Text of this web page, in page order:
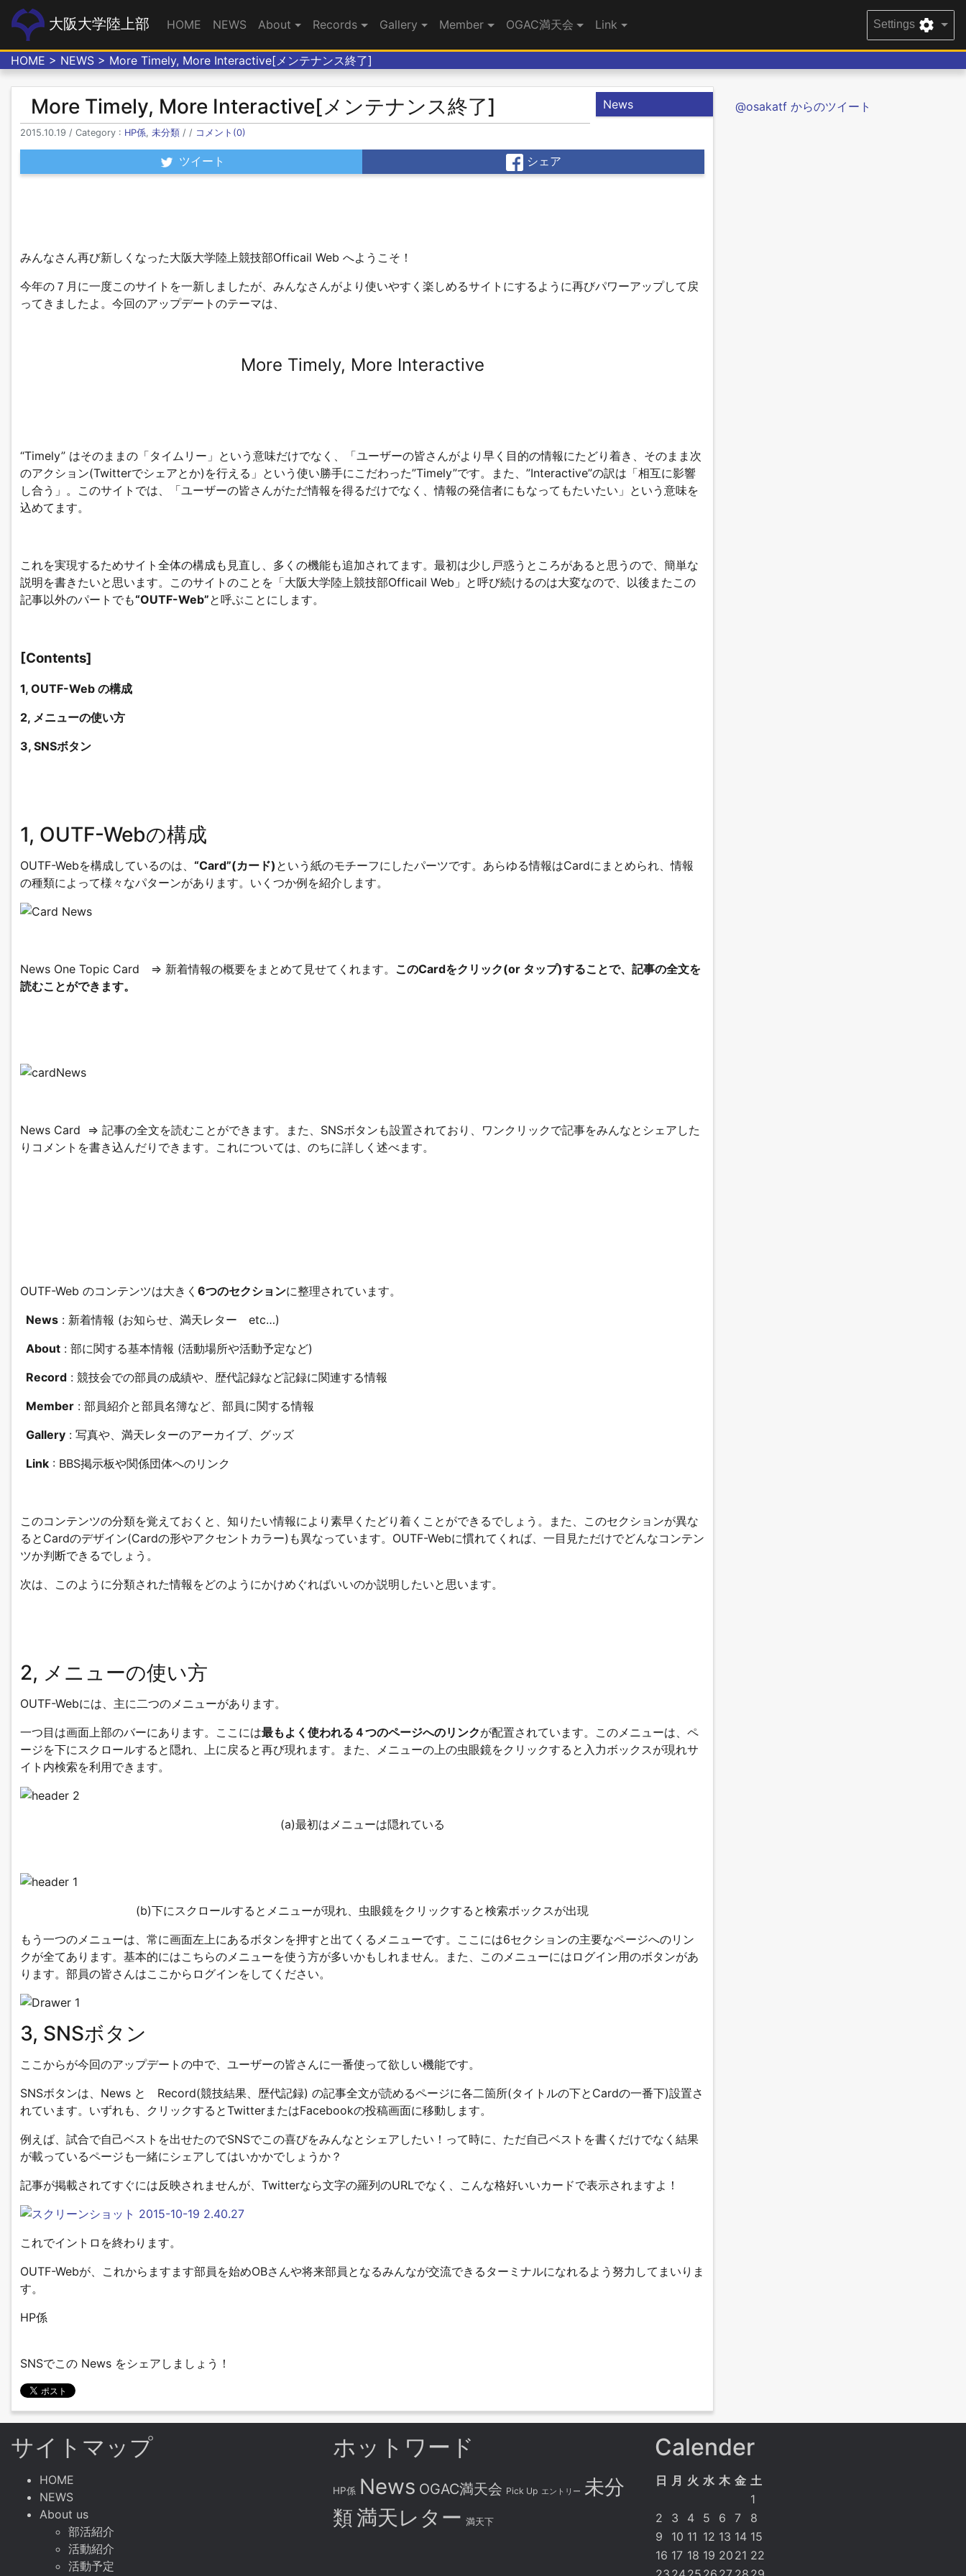
大阪大学陸上部 HOME NEWS About Records Gallery Member OGAC満天会 Link Settings
HOME > NEWS > More Timely, More Interactive[メンテナンス終了]
More Timely, More Interactive[メンテナンス終了]
2015.10.19 / Category : HP係, 未分類 / / コメント(0)
News
ツイート シェア
みんなさん再び新しくなった大阪大学陸上競技部Officail Web へようこそ！
今年の７月に一度このサイトを一新しましたが、みんなさんがより使いやすく楽しめるサイトにするように再びパワーアップして戻
ってきましたよ。今回のアップデートのテーマは、
More Timely, More Interactive
“Timely” はそのままの「タイムリー」という意味だけでなく、「ユーザーの皆さんがより早く目的の情報にたどり着き、そのまま次
のアクション(Twitterでシェアとか)を行える」という使い勝手にこだわった”Timely”です。また、”Interactive”の訳は「相互に影響
し合う」。このサイトでは、「ユーザーの皆さんがただ情報を得るだけでなく、情報の発信者にもなってもたいたい」という意味を
込めてます。
これを実現するためサイト全体の構成も見直し、多くの機能も追加されてます。最初は少し戸惑うところがあると思うので、簡単な
説明を書きたいと思います。このサイトのことを「大阪大学陸上競技部Officail Web」と呼び続けるのは大変なので、以後またこの
記事以外のパートでも“OUTF-Web”と呼ぶことにします。
[Contents]
1, OUTF-Web の構成
2, メニューの使い方
3, SNSボタン
1, OUTF-Webの構成
OUTF-Webを構成しているのは、 “Card”(カード) という紙のモチーフにしたパーツです。あらゆる情報はCardにまとめられ、情報
の種類によって様々なパターンがあります。いくつか例を紹介します。
News One Topic Card => 新着情報の概要をまとめて見せてくれます。 このCardをクリック(or タップ)することで、記事の全文を
読むことができます。
News Card => 記事の全文を読むことができます。また、SNSボタンも設置されており、ワンクリックで記事をみんなとシェアした
りコメントを書き込んだりできます。これについては、のちに詳しく述べます。
OUTF-Web のコンテンツは大きく 6つのセクションに整理されています。
News : 新着情報 (お知らせ、満天レター etc…)
About : 部に関する基本情報 (活動場所や活動予定など)
Record : 競技会での部員の成績や、歴代記録など記録に関連する情報
Member : 部員紹介と部員名簿など、部員に関する情報
Gallery : 写真や、満天レターのアーカイブ、グッズ
Link : BBS掲示板や関係団体へのリンク
このコンテンツの分類を覚えておくと、知りたい情報により素早くたどり着くことができるでしょう。また、このセクションが異な
るとCardのデザイン(Cardの形やアクセントカラー)も異なっています。OUTF-Webに慣れてくれば、一目見ただけでどんなコンテン
ツか判断できるでしょう。
次は、このように分類された情報をどのようにかけめぐればいいのか説明したいと思います。
2, メニューの使い方
OUTF-Webには、主に二つのメニューがあります。
一つ目は画面上部のバーにあります。ここには最もよく使われる４つのページへのリンクが配置されています。このメニューは、ペ
ージを下にスクロールすると隠れ、上に戻ると再び現れます。また、メニューの上の虫眼鏡をクリックすると入力ボックスが現れサ
イト内検索を利用できます。
(a)最初はメニューは隠れている
(b)下にスクロールするとメニューが現れ、虫眼鏡をクリックすると検索ボックスが出現
もう一つのメニューは、常に画面左上にあるボタンを押すと出てくるメニューです。ここには6セクションの主要なページへのリン
クが全てあります。基本的にはこちらのメニューを使う方が多いかもしれません。また、このメニューにはログイン用のボタンがあ
ります。部員の皆さんはここからログインをしてください。
3, SNSボタン
ここからが今回のアップデートの中で、ユーザーの皆さんに一番使って欲しい機能です。
SNSボタンは、News と Record(競技結果、歴代記録) の記事全文が読めるページに各二箇所(タイトルの下とCardの一番下)設置さ
れています。いずれも、クリックするとTwitterまたはFacebookの投稿画面に移動します。
例えば、試合で自己ベストを出せたのでSNSでこの喜びをみんなとシェアしたい！って時に、ただ自己ベストを書くだけでなく結果
が載っているページも一緒にシェアしてはいかかでしょうか？
記事が掲載されてすぐには反映されませんが、Twitterなら文字の羅列のURLでなく、こんな格好いいカードで表示されますよ！
これでイントロを終わります。
OUTF-Webが、これからますます部員を始めOBさんや将来部員となるみんなが交流できるターミナルになれるよう努力してまいりま
す。
HP係
SNSでこの News をシェアしましょう！
@osakatf からのツイート
サイトマップ
HOME
NEWS
About us
部活紹介
活動紹介
活動予定
ホットワード
HP係 News OGAC満天会 Pick Up エントリー 未分
類満天レター 満天下
Calender
日 月 火 水 木 金 土
1
2
3 4 5 6 7
8
9
10 11 12 13 14 15
16 17 18 19 20 21 22